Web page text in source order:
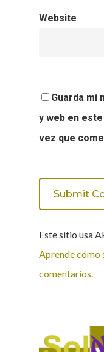
Website
Guarda mi
y web en
vez que
Este sitio usa
Aprende cómo
comentarios.